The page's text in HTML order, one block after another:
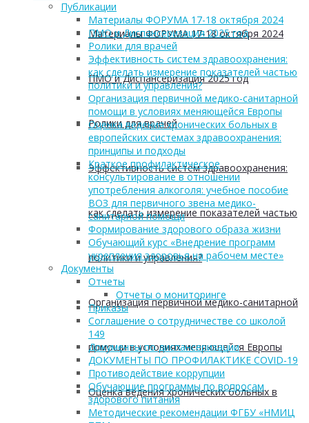
Материалы ФОРУМА 17-18 октября 2024
ПМО и Диспансеризация 2025 год
Ролики для врачей
Эффективность систем здравоохранения:
как сделать измерение показателей частью
политики и управления?
Организация первичной медико-санитарной
помощи в условиях меняющейся Европы
Оценка ведения хронических больных в
Публикации
Материалы ФОРУМА 17-18 октября 2024
ПМО и Диспансеризация 2025 год
Ролики для врачей
Эффективность систем здравоохранения:
как сделать измерение показателей частью
политики и управления?
Организация первичной медико-санитарной
помощи в условиях меняющейся Европы
Оценка ведения хронических больных в
европейских системах здравоохранения:
принципы и подходы
Краткое профилактическое
консультирование в отношении
употребления алкоголя: учебное пособие
ВОЗ для первичного звена медико-
санитарной помощи
Формирование здорового образа жизни
Обучающий курс «Внедрение программ
укрепления здоровья на рабочем месте»
Документы
Отчеты
Отчеты о мониторинге
Приказы
Соглашение о сотрудничестве со школой
149
Документы по диспансеризации
ДОКУМЕНТЫ ПО ПРОФИЛАКТИКЕ COVID-19
Противодействие коррупции
Обучающие программы по вопросам
здорового питания
Методические рекомендации ФГБУ «НМИЦ